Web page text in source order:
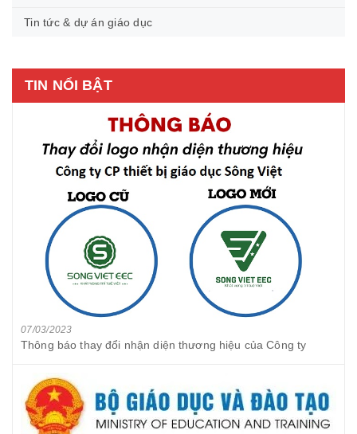
Tin tức & dự án giáo dục
TIN NỔI BẬT
07/03/2023
Thông báo thay đổi nhận diện thương hiệu của Công ty